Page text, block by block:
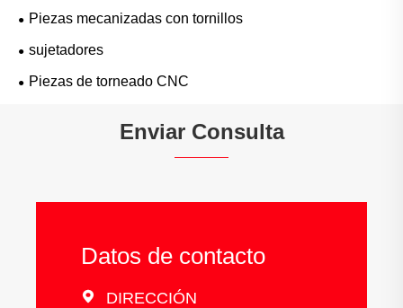
Piezas mecanizadas con tornillos
sujetadores
Piezas de torneado CNC
Enviar Consulta
Datos de contacto
 DIRECCIÓN